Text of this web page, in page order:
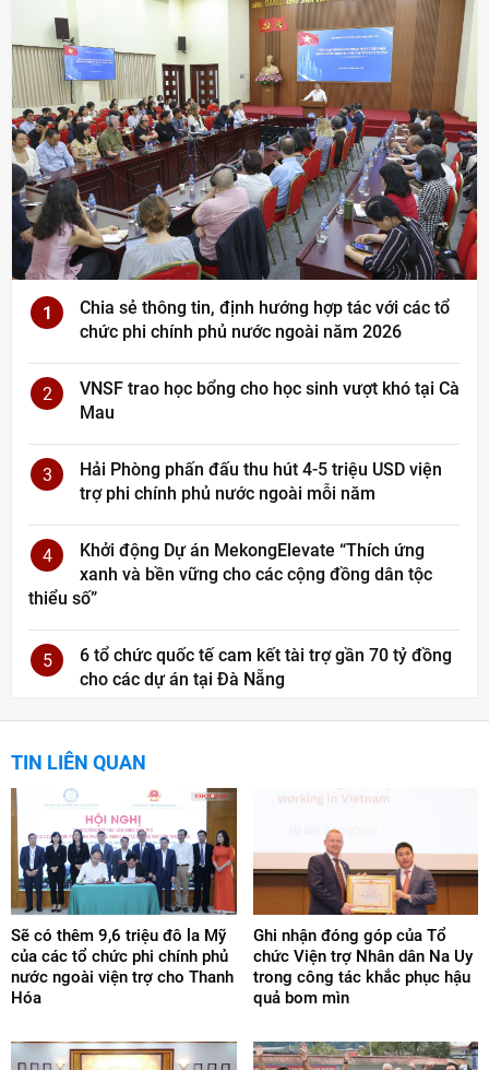
1
Chia sẻ thông tin, định hướng hợp tác với các tổ
chức phi chính phủ nước ngoài năm 2026
2
VNSF trao học bổng cho học sinh vượt khó tại Cà
Mau
3
Hải Phòng phấn đấu thu hút 4-5 triệu USD viện
trợ phi chính phủ nước ngoài mỗi năm
4
Khởi động Dự án MekongElevate “Thích ứng
xanh và bền vững cho các cộng đồng dân tộc
thiểu số”
5
6 tổ chức quốc tế cam kết tài trợ gần 70 tỷ đồng
cho các dự án tại Đà Nẵng
TIN LIÊN QUAN
Sẽ có thêm 9,6 triệu đô la Mỹ
của các tổ chức phi chính phủ
nước ngoài viện trợ cho Thanh
Hóa
Ghi nhận đóng góp của Tổ
chức Viện trợ Nhân dân Na Uy
trong công tác khắc phục hậu
quả bom mìn